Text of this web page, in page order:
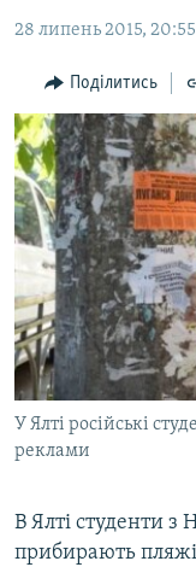
основної
Перейти
до
пошуку
БЛОГИ
ПОГЛЯД
ІНТЕРВ'Ю
ВСЕ ЗА ДЕНЬ
СПЕЦПРОЕКТИ
ДЕПОРТАЦІЯ
ВІДЕОУРОКИ
СВІДЧЕННЯ ОКУПАЦІЇ
УКРАЇНСЬКА
ІНФОГРАФІКА
ЯК ОБІЙТИ
Русский
Qırımtatar
ДОЛУЧАЙСЯ!
Усі сайти RFE/RL
28 липень 2015, 20:55
Поділитись
У Ялті російські
реклами
В Ялті студенти з
прибирають